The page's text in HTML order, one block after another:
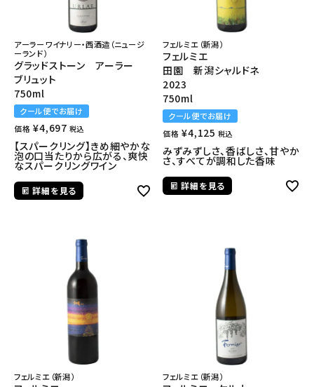
アーラーワイナリー・西酒造（ニュージ
ーランド）
グラッドストーン アーラー
ブリュット
750ml
クール便でお届け
価格 ¥4,697 税込
【スパークリング】きめ細やかな
泡の口当たりから広がる、爽快
なスパークリングワイン
詳細を見る
フェルミエ（新潟）
フェルミエ
田園 新潟シャルドネ
2023
750ml
クール便でお届け
価格 ¥4,125 税込
みずみずしさ、香ばしさ、甘やか
さ、すべてが調和した香味
詳細を見る
フェルミエ（新潟） フェルミエ（新潟）